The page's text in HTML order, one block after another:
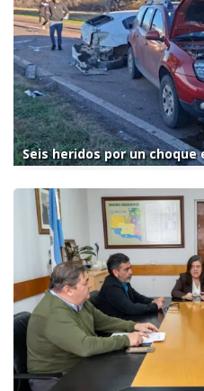
Seis heridos por un choque